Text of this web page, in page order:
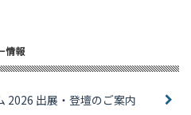
情報
2026 出展・登壇のご案内